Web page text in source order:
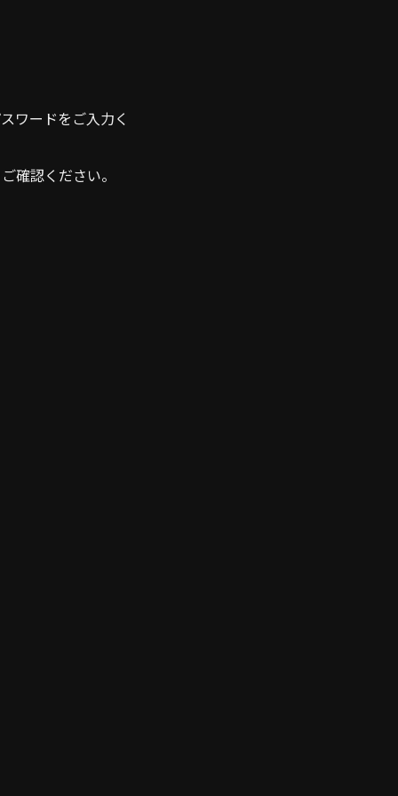
ワードをご入力く
確認ください。